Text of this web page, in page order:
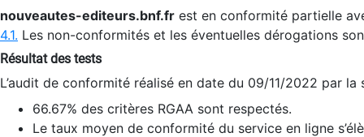
nouveautes-editeurs.bnf.fr est en conformité partielle
4.1. Les non-conformités et les éventuelles dérogations
Résultat des tests
L’audit de conformité réalisé en date du 09/11/2022 par
66.67% des critères RGAA sont respectés.
Le taux moyen de conformité du service en ligne